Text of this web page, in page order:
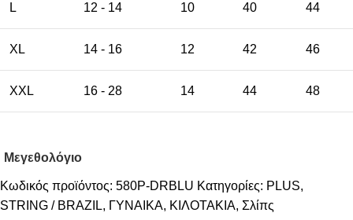
L 12 - 14 10 40 44
XL 14 - 16 12 42 46
XXL 16 - 28 14 44 48
Μεγεθολόγιο
Κωδικός προϊόντος: 580P-DRBLU Κατηγορίες: PLUS,
STRING / BRAZIL, ΓΥΝΑΙΚΑ, ΚΙΛΟΤΑΚΙΑ, Σλίπς